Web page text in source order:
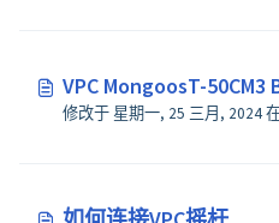
VPC MongoosT-